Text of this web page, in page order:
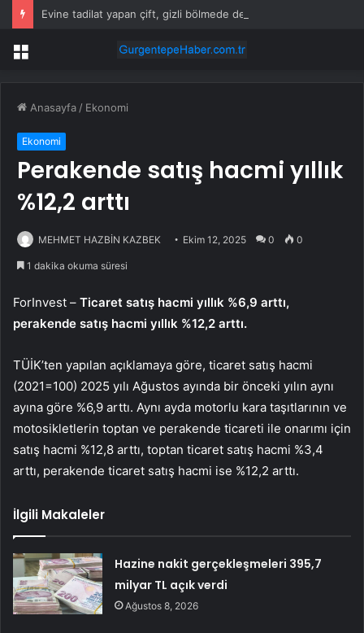
Menü
Anasayfa / Ekonomi
Ekonomi
Perakende satış hacmi yıllık
%12,2 arttı
MEHMET HAZBİN KAZBEK Ekim 12, 2025 0 0
1 dakika okuma süresi
ForInvest – Ticaret satış hacmi yıllık %6,9 arttı,
perakende satış hacmi yıllık %12,2 arttı.
TÜİK’ten yapılan açıklamaya göre, ticaret satış hacmi
(2021=100) 2025 yılı Ağustos ayında bir önceki yılın aynı
ayına göre %6,9 arttı. Aynı ayda motorlu kara taşıtlarının ve
motosikletlerin toptan ve perakende ticareti ile onarımı için
satış hacmi %12,8 arttı, toptan ticaret satış hacmi %3,4
arttı, perakende ticaret satış hacmi ise %12,2 arttı.
İlgili Makaleler
Hazine nakit gerçekleşmeleri 395,7
milyar TL açık verdi
Ağustos 8, 2026